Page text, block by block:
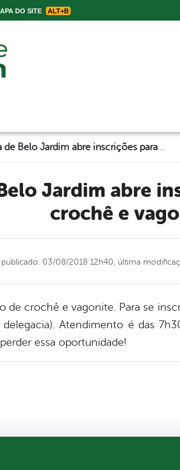
DO SITE ALT+B
crochê e
publicado: 03/08/2018 12h40, última
de crochê e vagonite. Para se
Atendimento é das
essa oportunidade!